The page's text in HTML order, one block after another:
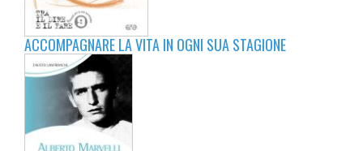
ACCOMPAGNARE LA VITA IN OGNI SUA STAGIONE